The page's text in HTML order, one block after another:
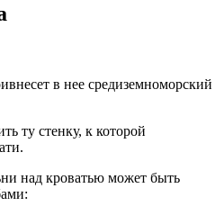
в нее средиземноморский
ту стенку, к которой
над кроватью может быть